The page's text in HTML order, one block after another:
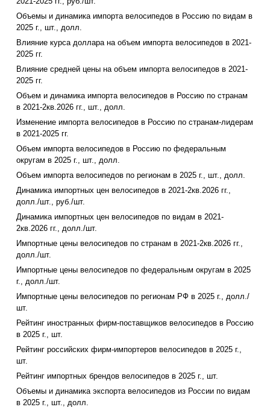
Объемы и динамика импорта велосипедов в Россию по видам в
2025 г., шт., долл.
Влияние курса доллара на объем импорта велосипедов в 2021-
2025 гг.
Влияние средней цены на объем импорта велосипедов в 2021-
2025 гг.
Объем и динамика импорта велосипедов в Россию по странам
в 2021-2кв.2026 гг., шт., долл.
Изменение импорта велосипедов в Россию по странам-лидерам
в 2021-2025 гг.
Объем импорта велосипедов в Россию по федеральным
округам в 2025 г., шт., долл.
Объем импорта велосипедов по регионам в 2025 г., шт., долл.
Динамика импортных цен велосипедов в 2021-2кв.2026 гг.,
долл./шт., руб./шт.
Динамика импортных цен велосипедов по видам в 2021-
2кв.2026 гг., долл./шт.
Импортные цены велосипедов по странам в 2021-2кв.2026 гг.,
долл./шт.
Импортные цены велосипедов по федеральным округам в 2025
г., долл./шт.
Импортные цены велосипедов по регионам РФ в 2025 г., долл./
шт.
Рейтинг иностранных фирм-поставщиков велосипедов в Россию
в 2025 г., шт.
Рейтинг российских фирм-импортеров велосипедов в 2025 г.,
шт.
Рейтинг импортных брендов велосипедов в 2025 г., шт.
Объемы и динамика экспорта велосипедов из России по видам
в 2025 г., шт., долл.